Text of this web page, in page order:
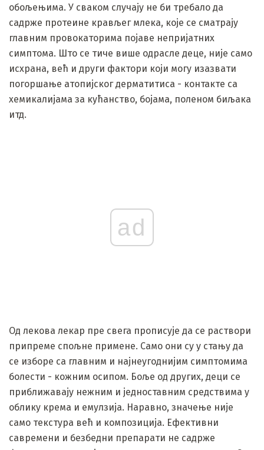
обољењима. У сваком случају не би требало да
садрже протеине крављег млека, које се сматрају
главним провокаторима појаве непријатних
симптома. Што се тиче више одрасле деце, није само
исхрана, већ и други фактори који могу изазвати
погоршање атопијског дерматитиса - контакте са
хемикалијама за кућанство, бојама, поленом биљака
итд.
ad
Од лекова лекар пре свега прописује да се раствори
припреме спољне примене. Само они су у стању да
се изборе са главним и најнеугоднијим симптомима
болести - кожним осипом. Боље од других, деци се
приближавају нежним и једноставним средствима у
облику крема и емулзија. Наравно, значење није
само текстура већ и композиција. Ефективни
савремени и безбедни препарати не садрже